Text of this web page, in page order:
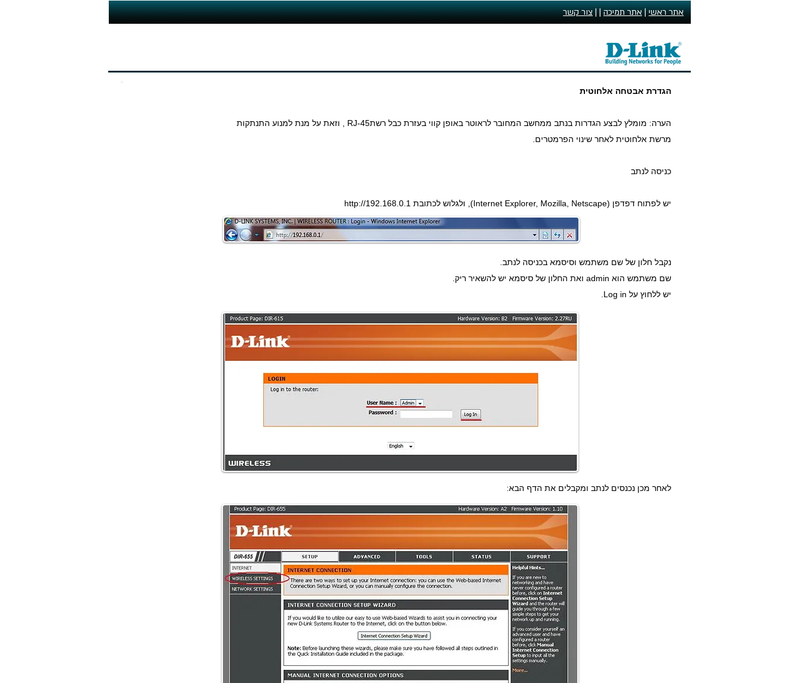
אתר ראשי|אתר תמיכה| |צור קשר
הגדרת אבטחה אלחוטית
הערה: מומלץ לבצע הגדרות בנתב ממחשב המחובר לראוטר באופן קווי בעזרת כבל רשתRJ-45 , וזאת על מנת למנוע התנתקות
מרשת אלחוטית לאחר שינוי הפרמטרים.
כניסה לנתב
יש לפתוח דפדפן (Internet Explorer, Mozilla, Netscape), ולגלוש לכתובת http://192.168.0.1
נקבל חלון של שם משתמש וסיסמא בכניסה לנתב.
שם משתמש הוא admin ואת החלון של סיסמא יש להשאיר ריק.
יש ללחוץ על Log in.
לאחר מכן נכנסים לנתב ומקבלים את הדף הבא: